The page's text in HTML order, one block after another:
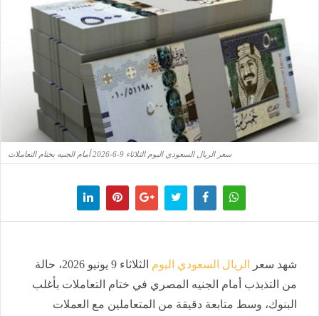
سعر الريال السعودي اليوم الثلاثاء 9-6-2026 أمام الجنيه بختام التعاملات
شهد سعر الريال السعودي اليوم
الثلاثاء 9 يونيو 2026، حالة
من التذبذب أمام الجنيه المصري في ختام التعاملات بأغلب
البنوك، وسط متابعة دقيقة من المتعاملين مع العملات